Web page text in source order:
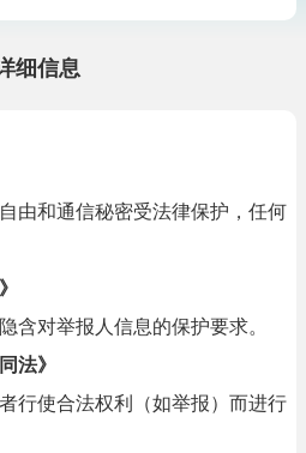
细信息
由和通信秘密受法律保护，任何
含对举报人信息的保护要求。
法》
行使合法权利（如举报）而进行